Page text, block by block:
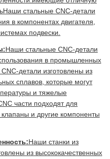
стальные CNC-детали
в компонентах двигателя,
подвески.
Наши стальные CNC-детали
в промышленных
детали изготовлены из
сплавов, которые могут
и тяжелые
части подходят для
и другие компоненты
Наши станки из
из высококачественных